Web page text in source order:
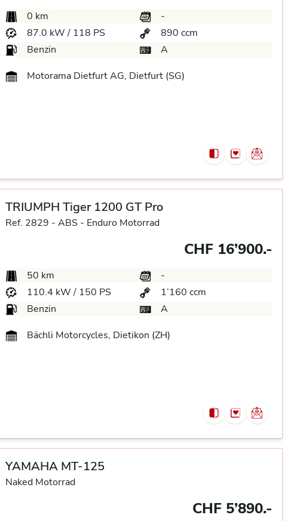
0 km
-
87.0 kW / 118 PS
890 ccm
Benzin
A
Motorama Dietfurt AG, Dietfurt (SG)
TRIUMPH Tiger 1200 GT Pro
Ref. 2829 - ABS - Enduro Motorrad
CHF 16’900.-
50 km
-
110.4 kW / 150 PS
1’160 ccm
Benzin
A
Bächli Motorcycles, Dietikon (ZH)
YAMAHA MT-125
Naked Motorrad
CHF 5’890.-